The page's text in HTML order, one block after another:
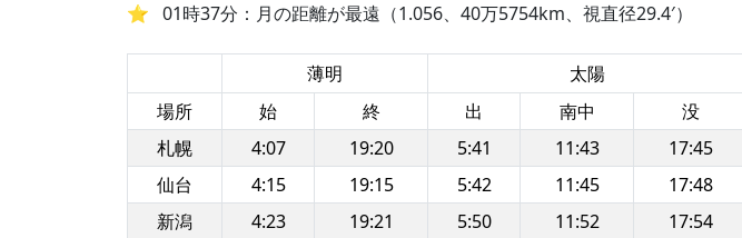
01時37分：月の距離が最遠（1.056、40万5754km、視直径29.4′）
薄明 太陽
場所
始 終 出 南中 没
札幌
4:07 19:20 5:41 11:43 17:45
仙台
4:15 19:15 5:42 11:45 17:48
新潟
4:23 19:21 5:50 11:52 17:54